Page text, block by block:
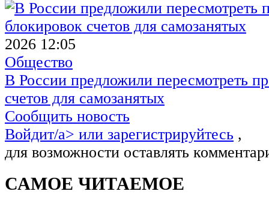
2026 12:05
Общество
В России предложили пересмотреть
счетов для самозанятых
Сообщить новость
Войдит/a> или зарегистрируйтесь ,
для возможности оставлять
САМОЕ ЧИТАЕМОЕ